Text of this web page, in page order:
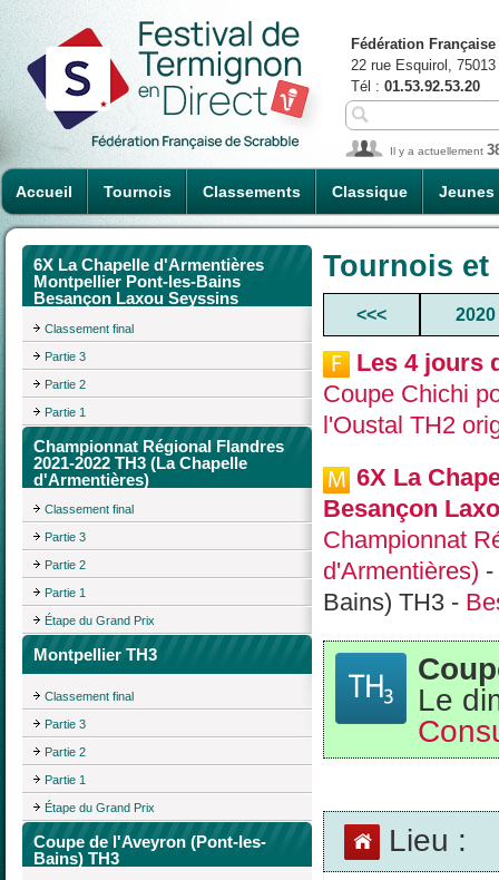
Accueil Tournois Classements Classique Jeunes
Fédération
22 rue Esquirol,
Tél : 01.53.92.53.20
Il y a actuellement
6X La Chapelle d'Armentières
Montpellier Pont-les-Bains
Besançon Laxou Seyssins
Classement final
Partie 3
Partie 2
Partie 1
Championnat Régional Flandres
2021-2022 TH3 (La Chapelle
d'Armentières)
Classement final
Partie 3
Partie 2
Partie 1
Étape du Grand Prix
Montpellier TH3
Classement final
Partie 3
Partie 2
Partie 1
Étape du Grand Prix
Coupe de l'Aveyron (Pont-les-
Bains) TH3
Tournois
<<< 2020
Les 4 jours
Coupe Chichi
l'Oustal TH2
6X La
Besançon
Championnat
d'Armentières) -
Bains) TH3 -
Le
Lieu :